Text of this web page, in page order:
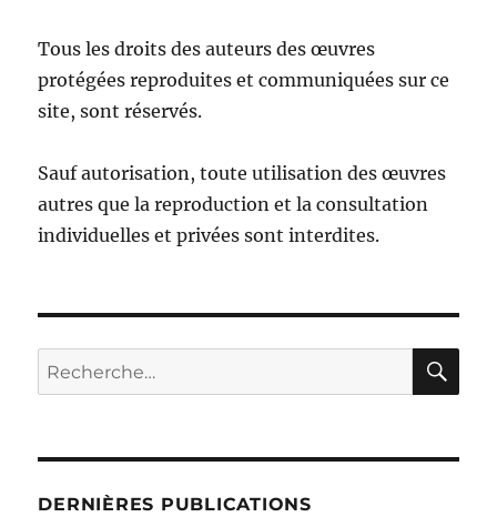
Tous les droits des auteurs des œuvres
protégées reproduites et communiquées sur ce
site, sont réservés.
Sauf autorisation, toute utilisation des œuvres
autres que la reproduction et la consultation
individuelles et privées sont interdites.
Recherche
pour :
DERNIÈRES PUBLICATIONS